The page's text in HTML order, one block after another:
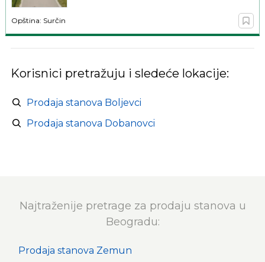
Opština: Surčin
Korisnici pretražuju i sledeće lokacije:
Prodaja stanova Boljevci
Prodaja stanova Dobanovci
Najtraženije pretrage za prodaju stanova u
Beogradu:
Prodaja stanova Zemun